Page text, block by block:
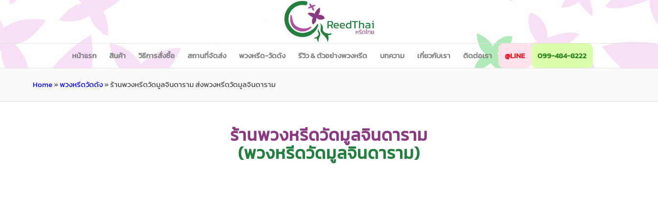
หน้าแรก สินค้า วิธีการสั่งซื้อ สถานที่จัดส่ง พวงหรีด-วัดดัง รีวิว & ตัวอย่างพวงหรีด บทความ เกี่ยวกับเรา ติดต่อเรา @LINE 099-484-8222
Home»พวงหรีดวัดดัง»ร้านพวงหรีดวัดมูลจินดาราม ส่งพวงหรีดวัดมูลจินดาราม
ร้านพวงหรีดวัดมูลจินดาราม
(พวงหรีดวัดมูลจินดาราม)